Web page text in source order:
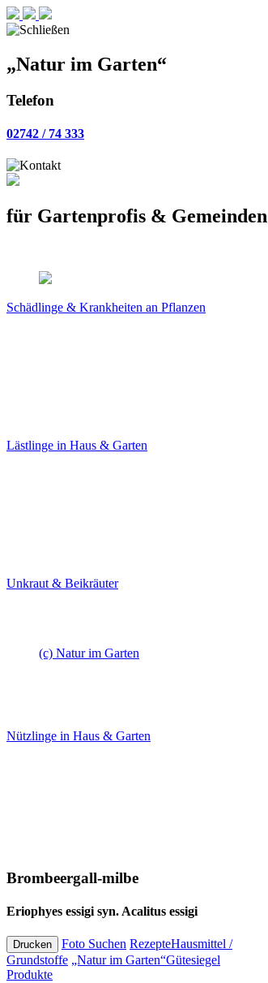
„Natur im Garten“
Telefon
02742 / 74 333
für Gartenprofis & Gemeinden
Schädlinge & Krankheiten an Pflanzen
Lästlinge in Haus & Garten
Unkraut & Beikräuter
(c) Natur im Garten
Nützlinge in Haus & Garten
Brombeergall-milbe
Eriophyes essigi syn. Acalitus essigi
Drucken Foto Suchen RezepteHausmittel /
Grundstoffe „Natur im Garten“Gütesiegel
Produkte